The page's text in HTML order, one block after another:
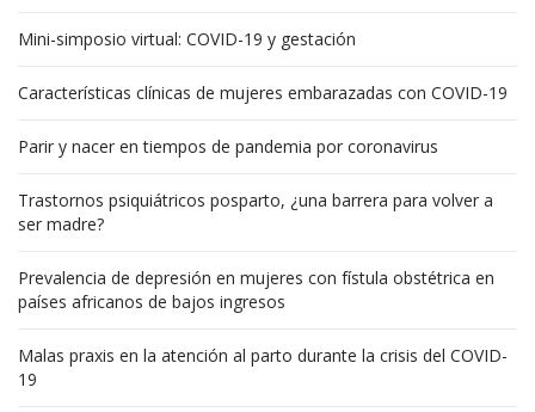
Mini-simposio virtual: COVID-19 y gestación
Características clínicas de mujeres embarazadas con COVID-19
Parir y nacer en tiempos de pandemia por coronavirus
Trastornos psiquiátricos posparto, ¿una barrera para volver a
ser madre?
Prevalencia de depresión en mujeres con fístula obstétrica en
países africanos de bajos ingresos
Malas praxis en la atención al parto durante la crisis del COVID-
19